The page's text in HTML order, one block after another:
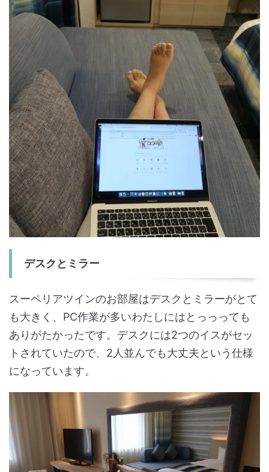
デスクとミラー
スーペリアツインのお部屋はデスクとミラーがとて
も大きく、PC作業が多いわたしにはとっっっても
ありがたかったです。デスクには2つのイスがセッ
トされていたので、2人並んでも大丈夫という仕様
になっています。